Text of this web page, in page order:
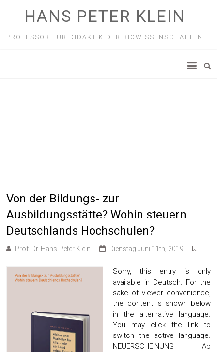
HANS PETER KLEIN
PROFESSOR FÜR DIDAKTIK DER BIOWISSENSCHAFTEN
Von der Bildungs- zur
Ausbildungsstätte? Wohin steuern
Deutschlands Hochschulen?
Prof. Dr. Hans-Peter Klein Dienstag Juni 11th, 2019
Sorry, this entry is only
available in Deutsch. For the
sake of viewer convenience,
the content is shown below
in the alternative language.
You may click the link to
switch the active language.
NEUERSCHEINUNG – Ab